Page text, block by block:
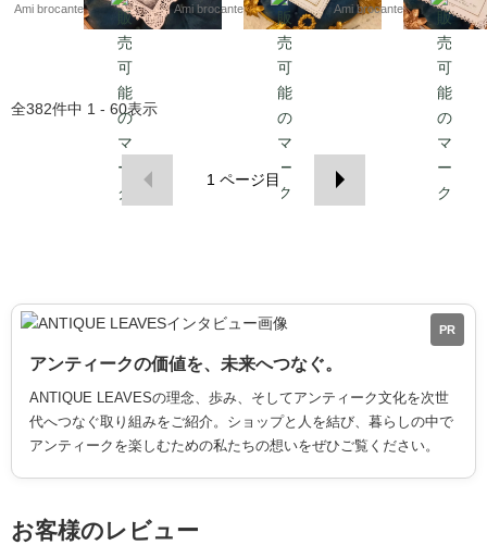
Ami brocante Ami brocante Ami brocante
全382件中 1 - 60表示
1 ページ目
PR
アンティークの価値を、未来へつなぐ。
ANTIQUE LEAVESの理念、歩み、そしてアンティーク文化を次世
代へつなぐ取り組みをご紹介。ショップと人を結び、暮らしの中で
アンティークを楽しむための私たちの想いをぜひご覧ください。
お客様のレビュー